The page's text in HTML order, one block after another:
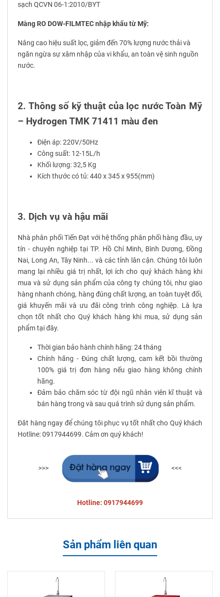
sạch QCVN 06-1:2010/BYT
Màng RO DOW-FILMTEC nhập khẩu từ Mỹ:
Nâng cao hiệu suất lọc, giảm đến 70% lượng nước thải và
ngăn ngừa sự xâm nhập của vi khẩu, an toàn vệ sinh nguồn
nước.
2. Thông số kỹ thuật của lọc nước Toàn Mỹ
– Hydrogen TMK 71411 màu đen
Điện áp: 220V/50Hz
Công suất: 12-15L/h
Khối lượng: 32,5 Kg
Kích thước có tủ: 440 x 345 x 955(mm)
3. Dịch vụ và hậu mãi
Nhà phân phối Tiến Đạt với hệ thống phân phối hàng đầu, uy
tín - chuyên nghiệp tại TP. Hồ Chí Minh, Bình Dương, Đồng
Nai, Long An, Tây Ninh... và các tỉnh lân cận. Chúng tôi luôn
mang lại nhiều giá trị nhất, lợi ích cho quý khách hàng khi
mua và sử dụng sản phẩm của công ty chúng tôi, như giao
hàng nhanh chóng, hàng đúng chất lượng, an toàn tuyệt đối,
giá khuyến mãi và ưu đãi công trình công nghiệp. Là lựa
chọn tốt nhất cho Quý khách hàng khi mua, sử dụng sản
phẩm tại đây.
Thời gian bảo hành chính hãng: 24 tháng
Chính hãng - Đúng chất lượng, cam kết bồi thường
100% giá trị đơn hàng nếu giao hàng không chính
hãng.
Đảm bảo chăm sóc từ đội ngũ nhân viên kĩ thuật và
bán hàng trong và sau quá trình sử dụng sản phẩm.
Đăt hàng ngay để chúng tôi phục vụ tốt nhất cho Quý khách
Hotline: 0917944699. Cảm ơn quý khách!
>>> <<<
Hotline: 0917944699
Sản phẩm liên quan